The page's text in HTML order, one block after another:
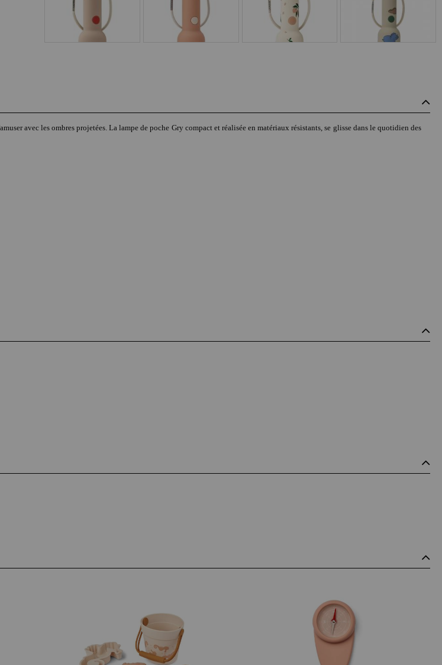
avec les ombres projetées. La lampe de poche Gry compact et réalisée en matériaux résistants, se glisse dans le quotidien des